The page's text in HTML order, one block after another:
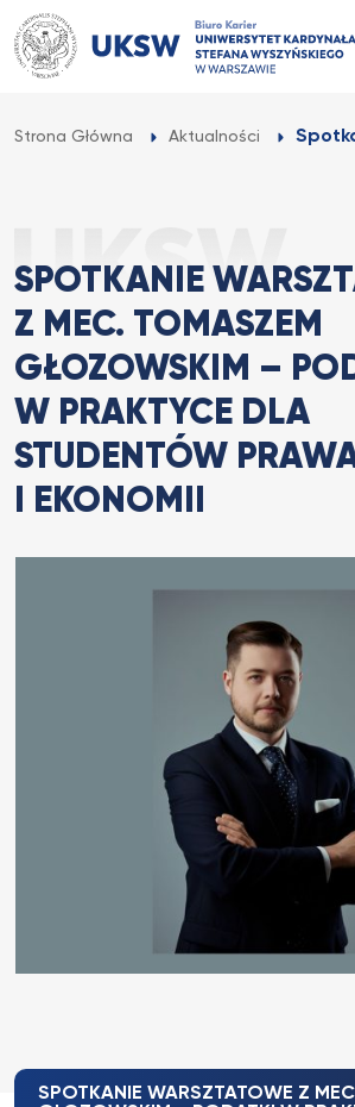
Przejdź
do
treści
Strona Główna Aktualności
SPOTKANIE
Z MEC. TOMASZEM
GŁOZOWSKIM –
W PRAKTYCE DLA
STUDENTÓW
I EKONOMII
SPOTKANIE WARSZTATOWE Z